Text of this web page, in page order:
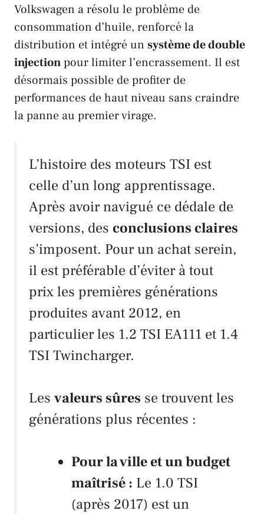
Volkswagen a résolu le problème de
consommation d’huile, renforcé la
distribution et intégré un système de double
injectionpour limiter l’encrassement. Il est
désormais possible de profiter de
performances de haut niveau sans craindre
la panne au premier virage.
L’histoire des moteurs TSI est
celle d’un long apprentissage.
Après avoir navigué ce dédale de
versions, des conclusions claires
s’imposent. Pour un achat serein,
il est préférable d’éviter à tout
prix les premières générations
produites avant 2012, en
particulier les 1.2 TSI EA111 et 1.4
TSI Twincharger.
Les valeurs sûres se trouvent les
générations plus récentes :
Pour la ville et un budget
maîtrisé : Le 1.0 TSI
(après 2017) est un